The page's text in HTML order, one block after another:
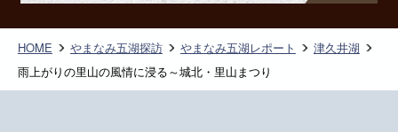
HOME やまなみ五湖探訪 やまなみ五湖レポート
津久井湖
雨上がりの里山の風情に浸る～城北・里山まつり